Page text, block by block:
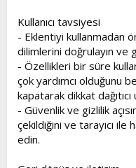
Kullanıcı tavsiyesi
- Eklentiyi kullanmadan
dilimlerini doğrulayın ve
- Özellikleri bir süre
çok yardımcı olduğunu
kapatarak dikkat dağıtıcı
- Güvenlik ve gizlilik
çekildiğini ve tarayıcı ile
edin.